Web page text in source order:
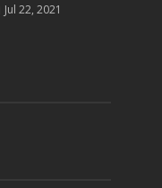
Jul 22, 2021